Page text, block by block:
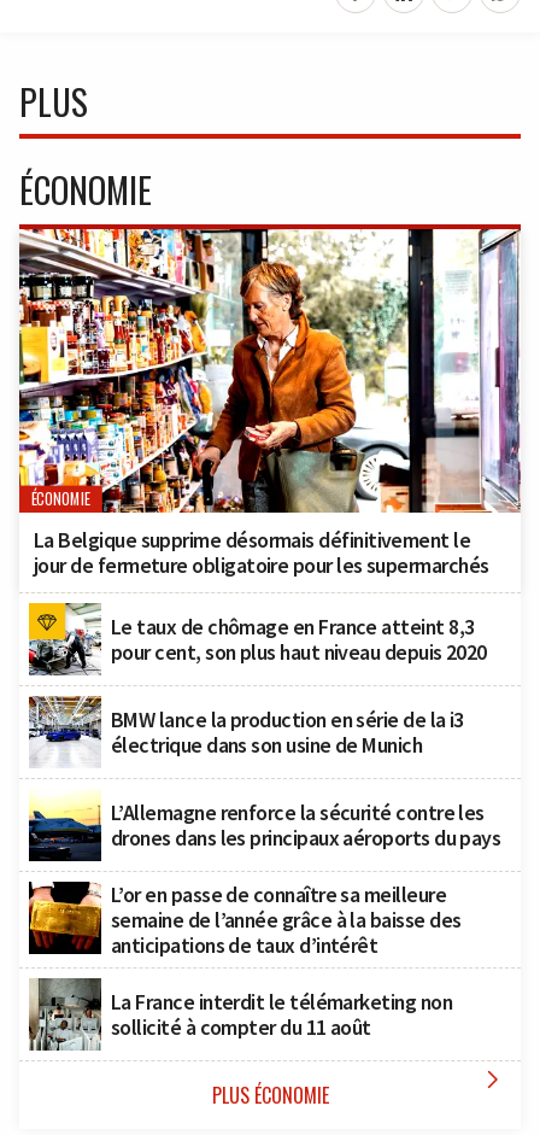
PLUS
ÉCONOMIE
ÉCONOMIE
La Belgique supprime désormais définitivement le
jour de fermeture obligatoire pour les supermarchés
Le taux de chômage en France atteint 8,3
pour cent, son plus haut niveau depuis 2020
BMW lance la production en série de la i3
électrique dans son usine de Munich
L’Allemagne renforce la sécurité contre les
drones dans les principaux aéroports du pays
L’or en passe de connaître sa meilleure
semaine de l’année grâce à la baisse des
anticipations de taux d’intérêt
La France interdit le télémarketing non
sollicité à compter du 11 août
PLUS ÉCONOMIE 